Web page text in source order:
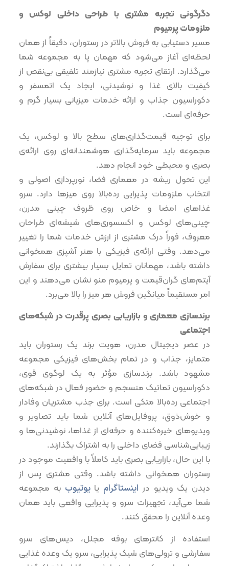
دگرگونی تجربه مشتری با طراحی داخلی لوکس و
ملزومات پرمیوم
مسیر دستیابی به فروش بالاتر در رستوران، دقیقاً از همان
لحظه‌ای آغاز می‌شود که مهمان پا به مجموعه شما
می‌گذارد. ارتقای تجربه مشتری نیازمند تلفیقی بی‌نقص از
کیفیت بالای غذا و نوشیدنی، ایجاد یک اتمسفر و
دکوراسیون جذاب و ارائه خدمات میزبانی بسیار گرم و
حرفه‌ای است.
برای توجیه قیمت‌گذاری‌های سطح بالا و لوکس، یک
مجموعه باید سرمایه‌گذاری هوشمندانه‌ای روی ارائه‌ی
بصری و محیطی خود انجام دهد.
این تحول ریشه در معماری فضا، نورپردازی اصولی و
انتخاب ملزومات پذیرایی رده‌بالا روی میزها دارد. سرو
غذاهای امضا و خاص روی ظروف چینی مدرن،
چینی‌های لوکس و اکسسوری‌های شیشه‌ای طراحان
معروف، فوراً درک مشتری از ارزش خدمات شما را تغییر
می‌دهد. وقتی ارائه‌ی فیزیکی با هنر آشپزی همخوانی
داشته باشد، مهمانان تمایل بسیار بیشتری برای سفارش
آیتم‌های گران‌قیمت و پرمیوم منو نشان می‌دهند و این
امر مستقیماً میانگین فروش هر میز را بالا می‌برد.
برندسازی معماری و بازاریابی بصری پرقدرت در شبکه‌های
اجتماعی
در عصر دیجیتال مدرن، هویت برند یک رستوران باید
متمایز، جذاب و در تمام بخش‌های فیزیکی مجموعه
مشهود باشد. برندسازی مؤثر به یک لوگوی قوی،
دکوراسیون تماتیک منسجم و حضور فعال در شبکه‌های
اجتماعی رده‌بالا متکی است. برای جذب مشتریان وفادار
و خوش‌ذوق، پروفایل‌های آنلاین شما باید تصاویر و
ویدیوهای خیره‌کننده و حرفه‌ای از غذاها، نوشیدنی‌ها و
زیبایی‌شناسی فضای داخلی را به اشتراک بگذارند.
با این حال، بازاریابی بصری باید کاملاً با واقعیت موجود در
رستوران همخوانی داشته باشد. وقتی مشتری پس از
دیدن یک ویدیو در اینستاگرام یایوتیوب به مجموعه
شما می‌آید، تجهیزات سرو و پذیرایی واقعی باید همان
وعده آنلاین را محقق کنند.
استفاده از کانترهای بوفه مجلل، دیس‌های سرو
سفارشی و ترولی‌های شیک پذیرایی، سرو یک وعده غذایی